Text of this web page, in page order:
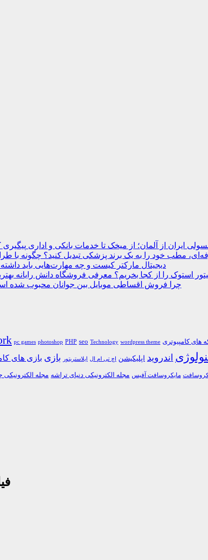
ایران از آلمان؛ از میخک تا خدمات بانکی و اداری
مطب خود را به یک برند پزشکی تبدیل کنید؟
دیجیتال مارکتر کیست و چه مهارت‌هایی باید
استوک را از کجا بخریم؟ معرفی فروشگاه دانش رایانه
چرا فروش اقساطی موبایل بین جوانان محبوب شده
pc games photoshop PHP seo Technology wordpress theme های کامپیوتری
اندروید اپلیکیشن اچ تی ام ال ایلاستریتور بازی بازی های
مایکروسافت آفیس مجله الکترونیکی دنیای تراشه مجله